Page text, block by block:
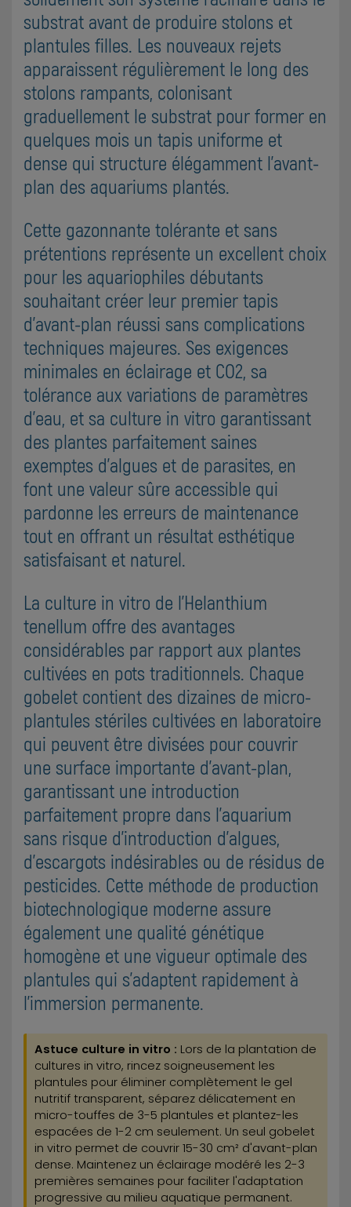
substrat avant de produire stolons et
plantules filles. Les nouveaux rejets
apparaissent régulièrement le long des
stolons rampants, colonisant
graduellement le substrat pour former en
quelques mois un tapis uniforme et
dense qui structure élégamment l'avant-
plan des aquariums plantés.
Cette gazonnante tolérante et sans
prétentions représente un excellent choix
pour les aquariophiles débutants
souhaitant créer leur premier tapis
d'avant-plan réussi sans complications
techniques majeures. Ses exigences
minimales en éclairage et CO2, sa
tolérance aux variations de paramètres
d'eau, et sa culture in vitro garantissant
des plantes parfaitement saines
exemptes d'algues et de parasites, en
font une valeur sûre accessible qui
pardonne les erreurs de maintenance
tout en offrant un résultat esthétique
satisfaisant et naturel.
La culture in vitro de l'Helanthium
tenellum offre des avantages
considérables par rapport aux plantes
cultivées en pots traditionnels. Chaque
gobelet contient des dizaines de micro-
plantules stériles cultivées en laboratoire
qui peuvent être divisées pour couvrir
une surface importante d'avant-plan,
garantissant une introduction
parfaitement propre dans l'aquarium
sans risque d'introduction d'algues,
d'escargots indésirables ou de résidus de
pesticides. Cette méthode de production
biotechnologique moderne assure
également une qualité génétique
homogène et une vigueur optimale des
plantules qui s'adaptent rapidement à
l'immersion permanente.
Astuce culture in vitro : Lors de la plantation de
cultures in vitro, rincez soigneusement les
plantules pour éliminer complètement le gel
nutritif transparent, séparez délicatement en
micro-touffes de 3-5 plantules et plantez-les
espacées de 1-2 cm seulement. Un seul gobelet
in vitro permet de couvrir 15-30 cm² d'avant-plan
dense. Maintenez un éclairage modéré les 2-3
premières semaines pour faciliter l'adaptation
progressive au milieu aquatique permanent.